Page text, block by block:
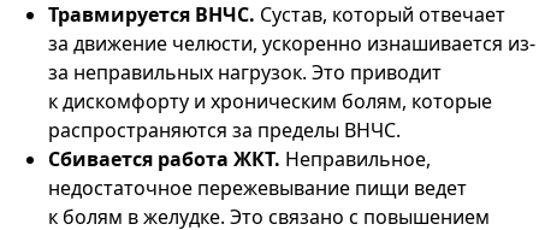
Травмируется ВНЧС. Сустав, который отвечает
за движение челюсти, ускоренно изнашивается из-
за неправильных нагрузок. Это приводит
к дискомфорту и хроническим болям, которые
распространяются за пределы ВНЧС.
Сбивается работа ЖКТ. Неправильное,
недостаточное пережевывание пищи ведет
к болям в желудке. Это связано с повышением